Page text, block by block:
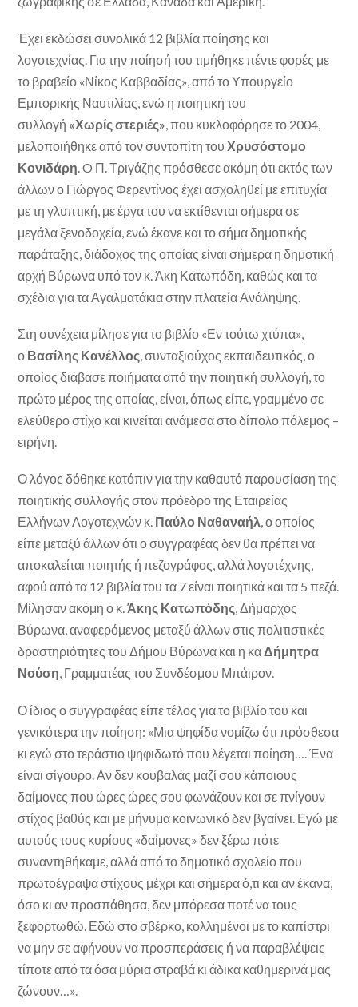
Έχει εκδώσει συνολικά 12 βιβλία ποίησης και
λογοτεχνίας. Για την ποίησή του τιμήθηκε πέντε φορές με
το βραβείο «Νίκος Καββαδίας», από το Υπουργείο
Εμπορικής Ναυτιλίας, ενώ η ποιητική του
συλλογή «Χωρίς στεριές», που κυκλοφόρησε το 2004,
μελοποιήθηκε από τον συντοπίτη τουΧρυσόστομο
Κονιδάρη. O Π. Τριγάζης πρόσθεσε ακόμη ότι εκτός των
άλλων ο Γιώργος Φερεντίνος έχει ασχοληθεί με επιτυχία
με τη γλυπτική, με έργα του να εκτίθενται σήμερα σε
μεγάλα ξενοδοχεία, ενώ έκανε και το σήμα δημοτικής
παράταξης, διάδοχος της οποίας είναι σήμερα η δημοτική
αρχή Βύρωνα υπό τον κ. Άκη Κατωπόδη, καθώς και τα
σχέδια για τα Αγαλματάκια στην πλατεία Ανάληψης.
Στη συνέχεια μίλησε για το βιβλίο «Εν τούτω χτύπα»,
ο Βασίλης Κανέλλος, συνταξιούχος εκπαιδευτικός, ο
οποίος διάβασε ποιήματα από την ποιητική συλλογή, το
πρώτο μέρος της οποίας, είναι, όπως είπε, γραμμένο σε
ελεύθερο στίχο και κινείται ανάμεσα στο δίπολο πόλεμος –
ειρήνη.
Ο λόγος δόθηκε κατόπιν για την καθαυτό παρουσίαση της
ποιητικής συλλογής στον πρόεδρο της Εταιρείας
Ελλήνων Λογοτεχνών κ. Παύλο Ναθαναήλ, ο οποίος
είπε μεταξύ άλλων ότι ο συγγραφέας δεν θα πρέπει να
αποκαλείται ποιητής ή πεζογράφος, αλλά λογοτέχνης,
αφού από τα 12 βιβλία του τα 7 είναι ποιητικά και τα 5 πεζά.
Μίλησαν ακόμη ο κ.Άκης Κατωπόδης, Δήμαρχος
Βύρωνα, αναφερόμενος μεταξύ άλλων στις πολιτιστικές
δραστηριότητες του Δήμου Βύρωνα και η καΔήμητρα
Νούση, Γραμματέας του Συνδέσμου Μπάιρον.
Ο ίδιος ο συγγραφέας είπε τέλος για το βιβλίο του και
γενικότερα την ποίηση: «Μια ψηφίδα νομίζω ότι πρόσθεσα
κι εγώ στο τεράστιο ψηφιδωτό που λέγεται ποίηση…. Ένα
είναι σίγουρο. Αν δεν κουβαλάς μαζί σου κάποιους
δαίμονες που ώρες ώρες σου φωνάζουν και σε πνίγουν
στίχος βαθύς και με μήνυμα κοινωνικό δεν βγαίνει. Εγώ με
αυτούς τους κυρίους «δαίμονες» δεν ξέρω πότε
συναντηθήκαμε, αλλά από το δημοτικό σχολείο που
πρωτοέγραψα στίχους μέχρι και σήμερα ό,τι και αν έκανα,
όσο κι αν προσπάθησα, δεν μπόρεσα ποτέ να τους
ξεφορτωθώ. Εδώ στο σβέρκο, κολλημένοι με το καπίστρι
να μην σε αφήνουν να προσπεράσεις ή να παραβλέψεις
τίποτε από τα όσα μύρια στραβά κι άδικα καθημερινά μας
ζώνουν…».